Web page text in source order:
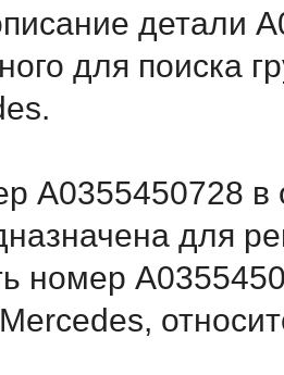
детали
для поиска
A0355450728 в
для
номер